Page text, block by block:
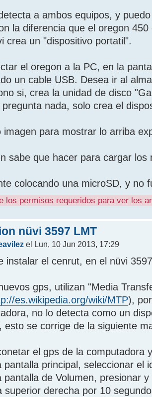
a ambos equipos, y
la diferencia que el oregon
crea un "dispositivo portatil".
el oregon a la PC, en la
un cable USB. Desea ir al
si, crea la unidad de disco
pregunta nada, solo crea el
imagen para mostrar lo arriba
sabe que hacer para cargar los
colocando una microSD, y no
los permisos requeridos para ver los
nüvi 3597 LMT
el Lun, 10 Jun 2013, 17:29
instalar el cenrut, en el nüvi
gps, utilizan "Media
es.wikipedia.org/wiki/MTP),
no lo detecta como un
esto se corrige de la siguiente
el gps de la computadora
pantalla principal, seleccionar el
pantalla de Volumen, presionar
superior derecha por 10